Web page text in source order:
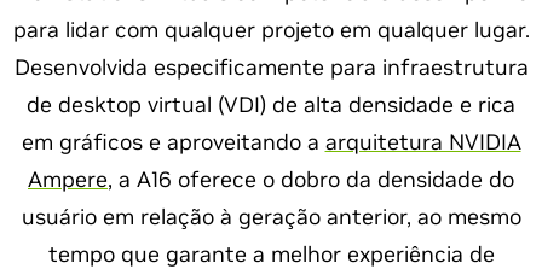
para lidar com qualquer projeto em qualquer lugar.
Desenvolvida especificamente para infraestrutura
de desktop virtual (VDI) de alta densidade e rica
em gráficos e aproveitando a arquitetura NVIDIA
Ampere, a A16 oferece o dobro da densidade do
usuário em relação à geração anterior, ao mesmo
tempo que garante a melhor experiência de